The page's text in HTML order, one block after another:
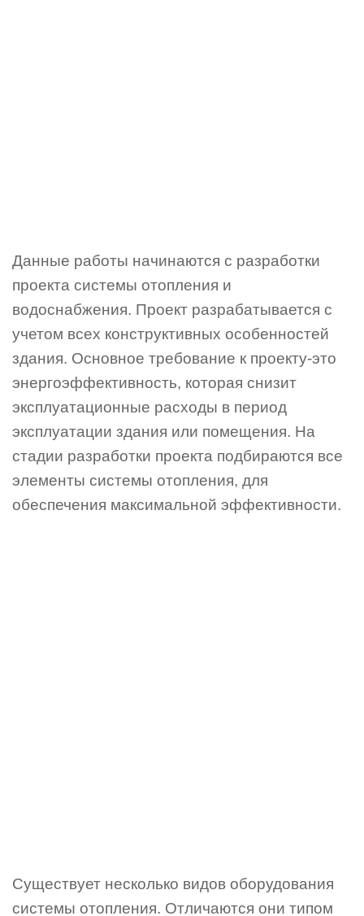
Данные работы начинаются с разработки
проекта системы отопления и
водоснабжения. Проект разрабатывается с
учетом всех конструктивных особенностей
здания. Основное требование к проекту-это
энергоэффективность, которая снизит
эксплуатационные расходы в период
эксплуатации здания или помещения. На
стадии разработки проекта подбираются все
элементы системы отопления, для
обеспечения максимальной эффективности.
Существует несколько видов оборудования
системы отопления. Отличаются они типом